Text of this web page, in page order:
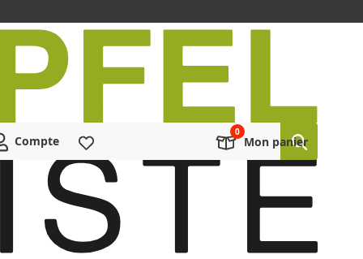
Compte Mon panier